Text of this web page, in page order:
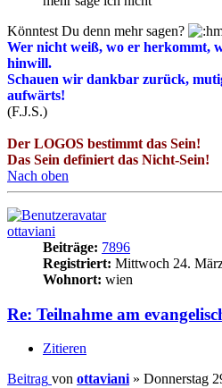
Könntest Du denn mehr sagen?
Wer nicht weiß, wo er herkommt,
hinwill.
Schauen wir dankbar zurück,
aufwärts!
(F.J.S.)
Der LOGOS bestimmt das Sein!
Das Sein definiert das Nicht-Sein!
Nach oben
ottaviani
Beiträge: 7896
Registriert: Mittwoch 24.
Wohnort: wien
Re: Teilnahme am
Zitieren
Beitrag von ottaviani» Donnerstag